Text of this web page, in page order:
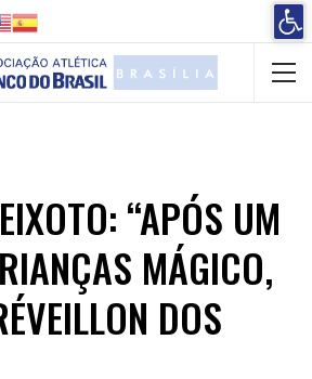
“APÓS UM
MÁGICO,
DOS